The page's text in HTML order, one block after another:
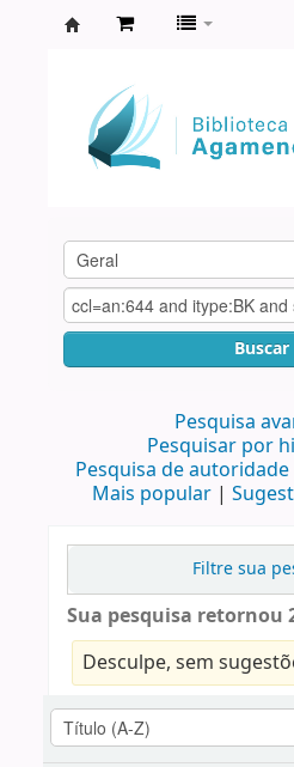
Agamenon
Magalhães
Buscar
Pesquisa
Pesquisar por
Pesquisa de autoridade
Mais popular
Filtre sua
Sua pesquisa retornou
Desculpe, sem